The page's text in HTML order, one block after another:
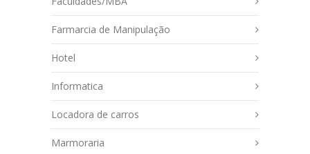
Farmarcia de Manipulação
Hotel
Informatica
Locadora de carros
Marmoraria